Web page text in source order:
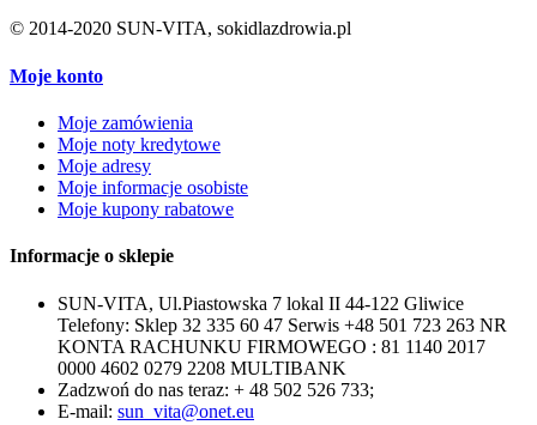
© 2014-2020 SUN-VITA, sokidlazdrowia.pl
Moje konto
Moje zamówienia
Moje noty kredytowe
Moje adresy
Moje informacje osobiste
Moje kupony rabatowe
Informacje o sklepie
SUN-VITA, Ul.Piastowska 7 lokal II 44-122 Gliwice
Telefony: Sklep 32 335 60 47 Serwis +48 501 723 263 NR
KONTA RACHUNKU FIRMOWEGO : 81 1140 2017
0000 4602 0279 2208 MULTIBANK
Zadzwoń do nas teraz: + 48 502 526 733;
E-mail: sun_vita@onet.eu